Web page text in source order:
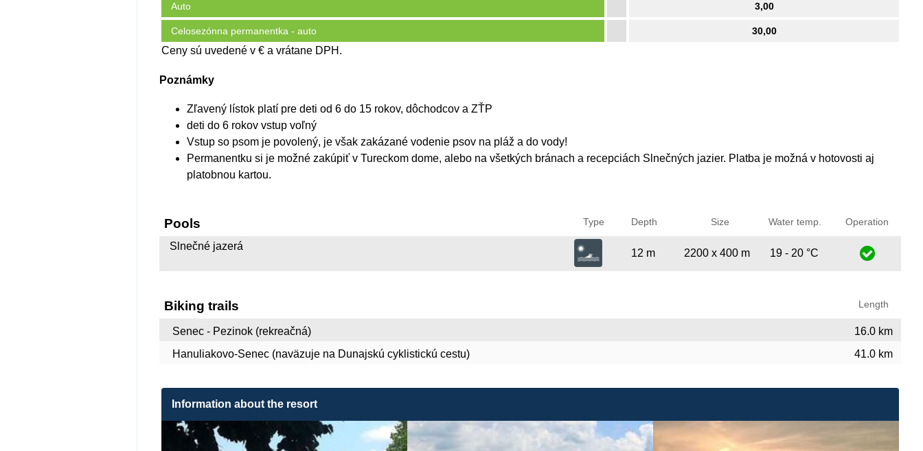
Ceny sú uvedené v € a vrátane DPH.
Auto 3,00
Celosezónna permanentka - auto 30,00
Poznámky
Zľavený lístok platí pre deti od 6 do 15 rokov, dôchodcov a ZŤP
deti do 6 rokov vstup voľný
Vstup so psom je povolený, je však zakázané vodenie psov na pláž a do vody!
Permanentku si je možné zakúpiť v Tureckom dome, alebo na všetkých bránach a recepciách Slnečných jazier. Platba je možná v hotovosti aj
platobnou kartou.
Pools Type Depth Size Water temp. Operation
Slnečné jazerá
12 m 2200 x 400 m 19 - 20 °C
Biking trails Length
Senec - Pezinok (rekreačná)
16.0 km
Hanuliakovo-Senec (naväzuje na Dunajskú cyklistickú cestu)
41.0 km
Information about the resort